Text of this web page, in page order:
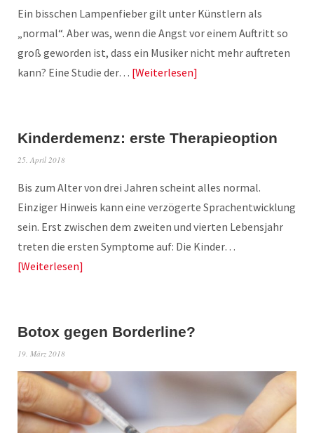
Ein bisschen Lampenfieber gilt unter Künstlern als
„normal“. Aber was, wenn die Angst vor einem Auftritt so
groß geworden ist, dass ein Musiker nicht mehr auftreten
kann? Eine Studie der… Weiterlesen
Kinderdemenz: erste Therapieoption
25. April 2018
Bis zum Alter von drei Jahren scheint alles normal.
Einziger Hinweis kann eine verzögerte Sprachentwicklung
sein. Erst zwischen dem zweiten und vierten Lebensjahr
treten die ersten Symptome auf: Die Kinder…
Weiterlesen
Botox gegen Borderline?
19. März 2018